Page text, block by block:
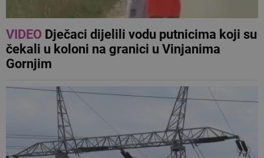
VIDEODječaci dijelili vodu putnicima koji su
čekali u koloni na granici u Vinjanima
Gornjim